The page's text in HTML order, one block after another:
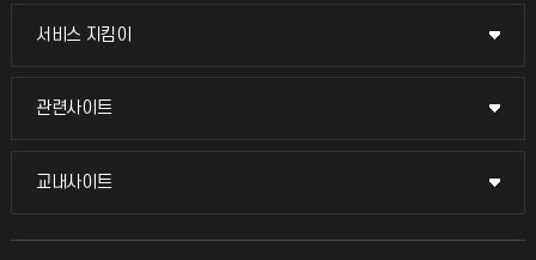
교무회의방송
서비스 지킴이
서비스 지킴이
묻고 답하기
관련사이트
관련사이트
국방헬프콜
교내사이트
교내사이트
교수회